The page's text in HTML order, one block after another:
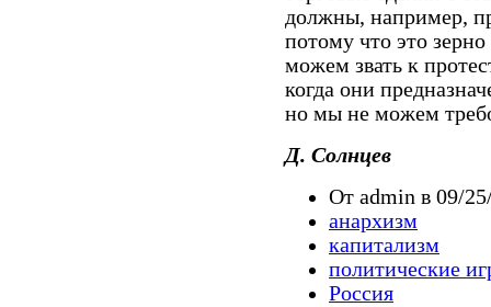
должны, например,
потому что это
можем звать к
когда они
но мы не можем
Д. Солнцев
От admin в 09/
анархизм
капитализм
политические
Россия